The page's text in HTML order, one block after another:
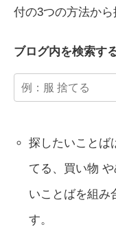
付の3つの方法から
ブログ内を検索す
探したいことば
てる、買い物
いことばを組み
す。